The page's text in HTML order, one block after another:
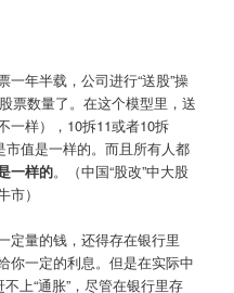
年半载，公司进行“送股”操
票数量了。在这个模型里，送
一样），10拆11或者10拆
市值是一样的。而且所有人都
一样的。（中国“股改”中大股
）
定量的钱，还得存在银行里
你一定的利息。但是在实际中
上“通胀”，尽管在银行里存